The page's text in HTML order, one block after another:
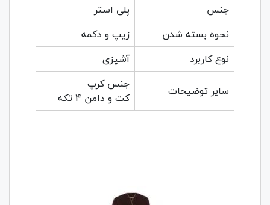
جنس
پلی استر
نحوه بسته شدن
زیپ و دکمه
نوع کاربرد
آشپزی
سایر توضیحات
جنس کرپ
کت و دامن 4 تکه